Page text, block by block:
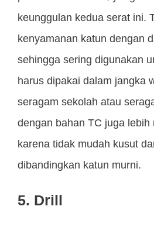
keunggulan kedua serat ini.
kenyamanan katun dengan
sehingga sering digunakan
harus dipakai dalam jangka
seragam sekolah atau
dengan bahan TC juga lebih
karena tidak mudah kusut
dibandingkan katun murni.
5. Drill